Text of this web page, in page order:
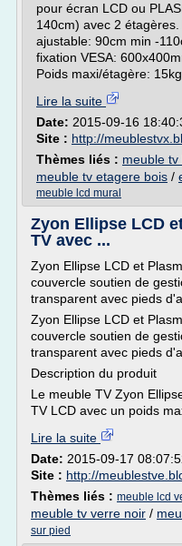
pour écran LCD ou
140cm) avec 2
ajustable: 90cm min -
fixation VESA:
Poids maxi/étagère:
Lire la suite
Date: 2015-09-16
Site : http://
Thèmes liés : meuble
meuble tv etagere bois /
meuble lcd mural
Zyon Ellipse LCD
TV avec ...
Zyon Ellipse LCD et
couvercle soutien de
transparent avec pieds
Zyon Ellipse LCD et
couvercle soutien de
transparent avec pieds
Description du produit
Le meuble TV Zyon
TV LCD avec un poids
Lire la suite
Date: 2015-09-17
Site : http://
Thèmes liés : meuble lcd
meuble tv verre noir /
sur pied